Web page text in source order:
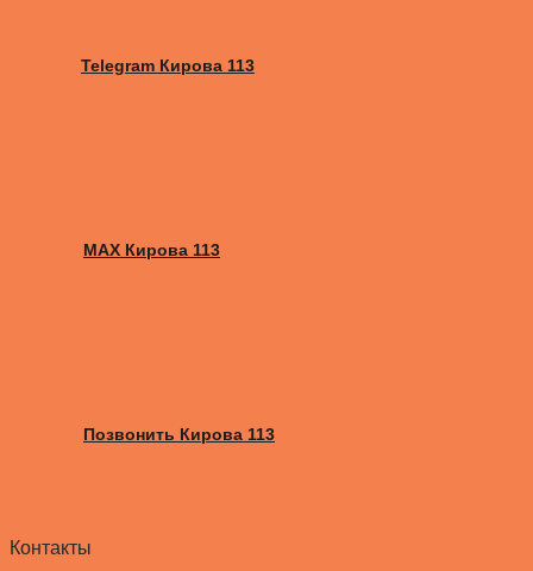
Telegram Кирова 113
MAX Кирова 113
Позвонить Кирова 113
Контакты